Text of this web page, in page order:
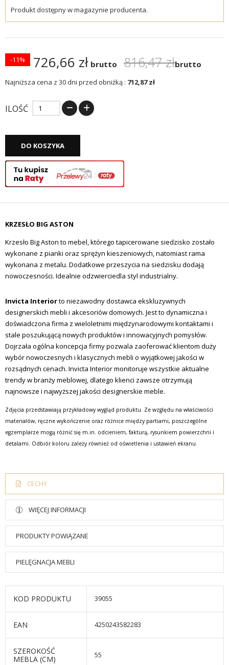
Produkt dostępny w magazynie producenta.
726,66 zł brutto 816,47 złbrutto
-11%
Najniższa cena z 30 dni przed obniżką : 712,87 zł
ILOŚĆ
DO KOSZYKA
KRZESŁO BIG ASTON
Krzesło Big Aston to mebel, którego tapicerowane siedzisko zostało
wykonane z pianki oraz sprężyn kieszeniowych, natomiast rama
wykonana z metalu. Dodatkowe przeszycia na siedzisku dodają
nowoczesności. Idealnie odzwierciedla styl industrialny.
Invicta Interiorto niezawodny dostawca ekskluzywnych
designerskich mebli i akcesoriów domowych. Jest to dynamiczna i
doświadczona firma z wieloletnimi międzynarodowymi kontaktami i
stale poszukującą nowych produktów i innowacyjnych pomysłów.
Dojrzała ogólna koncepcja firmy pozwala zaoferować klientom duży
wybór nowoczesnych i klasycznych mebli o wyjątkowej jakości w
rozsądnych cenach. Invicta Interior monitoruje wszystkie aktualne
trendy w branży meblowej, dlatego klienci zawsze otrzymują
najnowsze i najwyższej jakości designerskie meble.
Zdjęcia przedstawiają przykładowy wygląd produktu. Ze względu na właściwości
materiałów, ręczne wykończenie oraz różnice między partiami, poszczególne
egzemplarze mogą różnić się m.in. odcieniem, fakturą, rysunkiem powierzchni i
detalami. Odbiór koloru zależy również od oświetlenia i ustawień ekranu.
CECHY
WIĘCEJ INFORMACJI
PRODUKTY POWIĄZANE
PIELĘGNACJA MEBLI
KOD PRODUKTU 39055
EAN 4250243582283
SZEROKOŚĆ
MEBLA (CM)
55